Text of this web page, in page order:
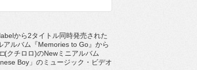
から2タイトル同時発売された
ルバム『Memories to Go』から
クチロロ)のNewミニアルバム
Boy」のミュージック・ビデオ